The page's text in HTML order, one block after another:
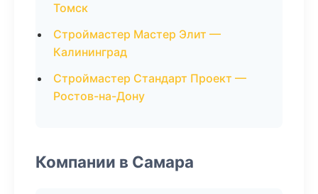
Томск
Строймастер Мастер Элит —
Калининград
Строймастер Стандарт Проект —
Ростов-на-Дону
Компании в Самара